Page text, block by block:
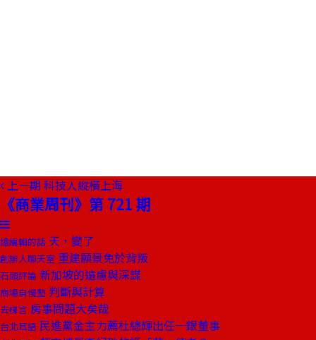
上一期 科技人縱橫上海
《商業周刊》第 721 期
總編輯的話 天，變了
創辦人聊天室 重建願景免於背叛
石頭評論 新加坡的遠慮與深謀
商場自慢塾 判斷與計算
去梯言 房事問題大矣哉
台北耳語 民進黨金主力薦杜總輝出任一銀董事